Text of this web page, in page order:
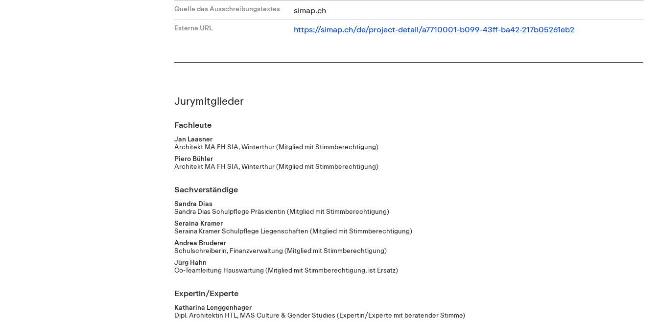
Quelle des Ausschreibungstextes simap.ch
Externe URL https://simap.ch/de/project-detail/a7710001-b099-43ff-ba42-217b05261eb2
Jurymitglieder
Fachleute
Jan Laasner
Architekt MA FH SIA, Winterthur(Mitglied mit Stimmberechtigung)
Piero Bühler
Architekt MA FH SIA, Winterthur(Mitglied mit Stimmberechtigung)
Sachverständige
Sandra Dias
Sandra Dias Schulpflege Präsidentin (Mitglied mit Stimmberechtigung)
Seraina Kramer
Seraina Kramer Schulpflege Liegenschaften (Mitglied mit Stimmberechtigung)
Andrea Bruderer
Schulschreiberin, Finanzverwaltung (Mitglied mit Stimmberechtigung)
Jürg Hahn
Co-Teamleitung Hauswartung (Mitglied mit Stimmberechtigung, ist Ersatz)
Expertin/Experte
Katharina Lenggenhager
Dipl. Architektin HTL, MAS Culture & Gender Studies (Expertin/Experte mit beratender Stimme)